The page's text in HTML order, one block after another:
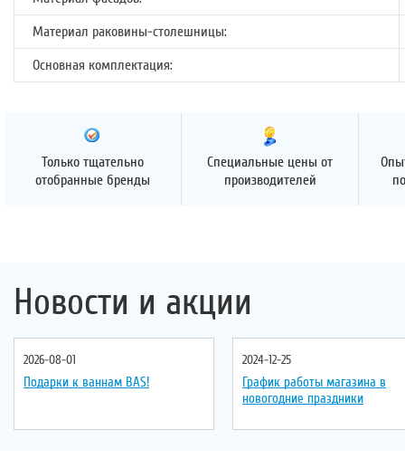
Материал раковины-столешницы:
Основная комплектация:
Только тщательно
отобранные бренды
Специальные цены от
производителей
Новости и акции
2026-08-01
Подарки к ваннам BAS!
2024-12-25
График работы магазина в
новогодние праздники